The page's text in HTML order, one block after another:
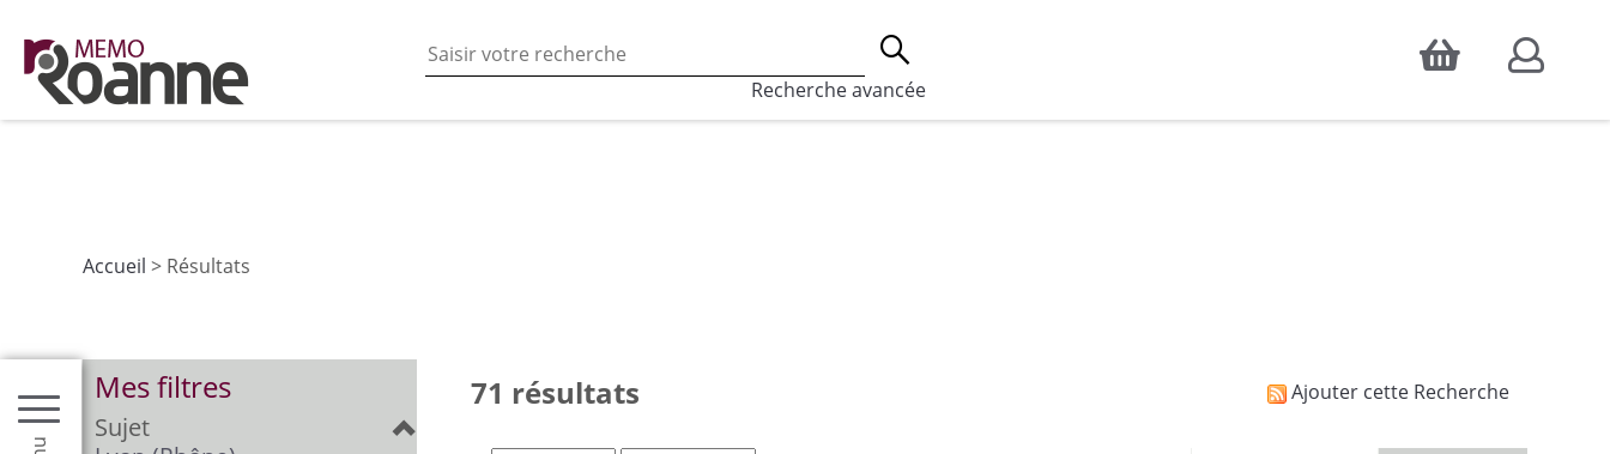
Accepter
En poursuivant votre navigation sur ce site vous acceptez l’utilisation des cookies, qui sont utilisés à des fins de statistiques d'audience, ainsi que pour
les fonctionnalités de partages de contenu sur les réseaux sociaux.
Recherche avancée
Accueil > Résultats
Mes filtres
Sujet
71 résultats Ajouter cette Recherche